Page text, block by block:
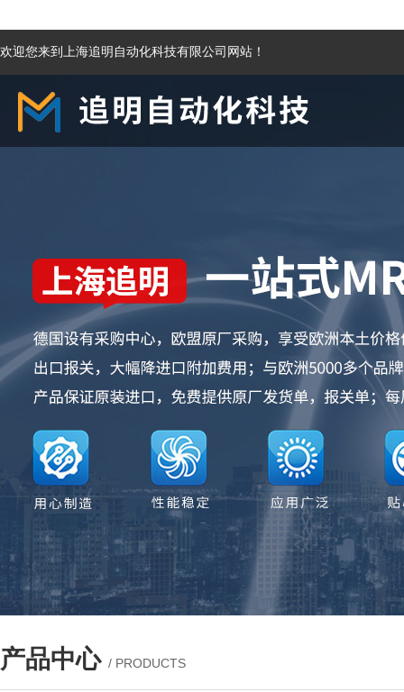
欢迎您来到上海追明自动化科技有限公司网站！
产品中心 / PRODUCTS